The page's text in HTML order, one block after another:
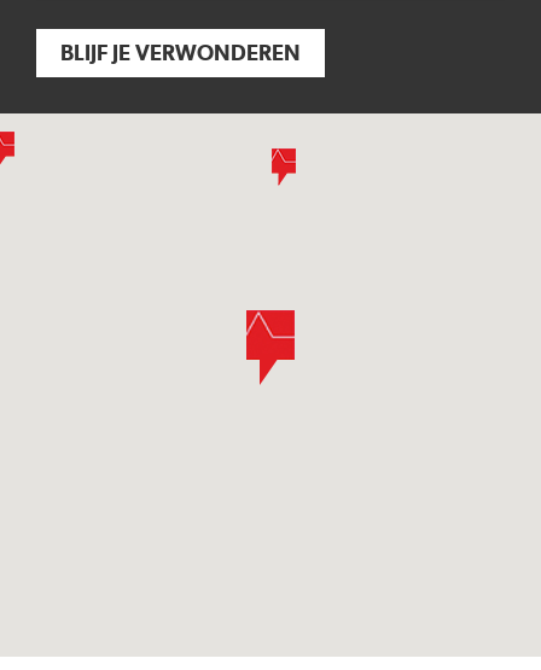
BLIJF JE VERWONDEREN